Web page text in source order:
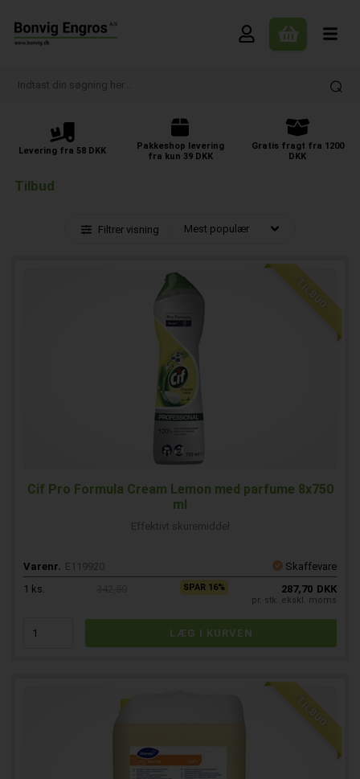
Levering fra 58 DKK
Pakkeshop levering
fra kun 39 DKK
Gratis fragt fra 1200
DKK
Tilbud
Filtrer visning
TILBUD
Cif Pro Formula Cream Lemon med parfume 8x750
ml
Effektivt skuremiddel
Varenr. E119920
Skaffevare
1 ks. SPAR 16% 287,70 DKK
pr. stk. ekskl. moms
TILBUD